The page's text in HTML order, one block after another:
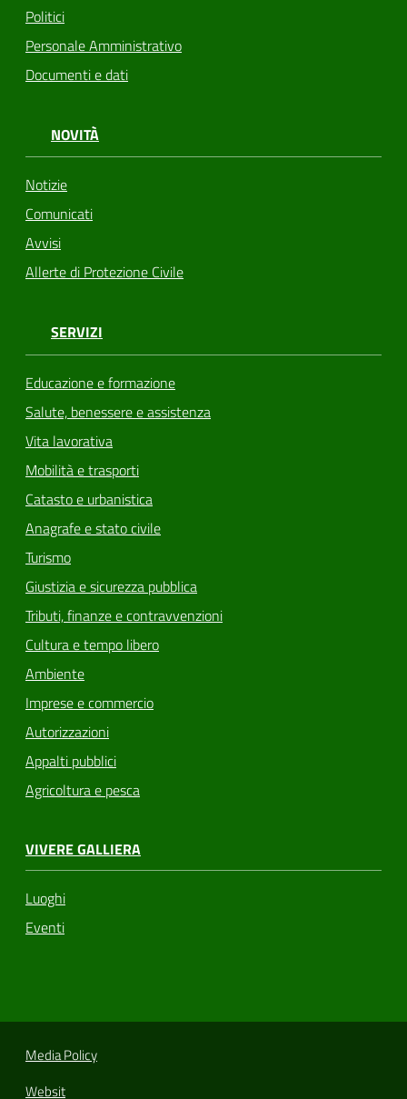
Politici
Personale Amministrativo
Documenti e dati
NOVITÀ
Notizie
Comunicati
Avvisi
Allerte di Protezione Civile
SERVIZI
Educazione e formazione
Salute, benessere e assistenza
Vita lavorativa
Mobilità e trasporti
Catasto e urbanistica
Anagrafe e stato civile
Turismo
Giustizia e sicurezza pubblica
Tributi, finanze e contravvenzioni
Cultura e tempo libero
Ambiente
Imprese e commercio
Autorizzazioni
Appalti pubblici
Agricoltura e pesca
VIVERE GALLIERA
Luoghi
Eventi
Media Policy
Websit